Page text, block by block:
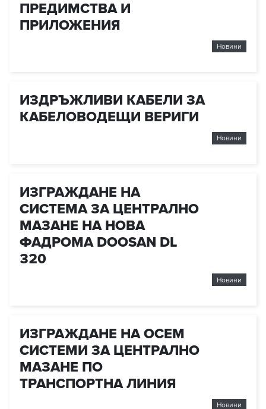
ПРЕДИМСТВА И
ПРИЛОЖЕНИЯ
Новини
ИЗДРЪЖЛИВИ КАБЕЛИ ЗА
КАБЕЛОВОДЕЩИ ВЕРИГИ
Новини
ИЗГРАЖДАНЕ НА
СИСТЕМА ЗА ЦЕНТРАЛНО
МАЗАНЕ НА НОВА
ФАДРОМА DOOSAN DL
320
Новини
ИЗГРАЖДАНЕ НА ОСЕМ
СИСТЕМИ ЗА ЦЕНТРАЛНО
МАЗАНЕ ПО
ТРАНСПОРТНА ЛИНИЯ
Новини